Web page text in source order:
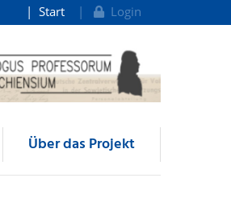
Start Login
Über das Projekt